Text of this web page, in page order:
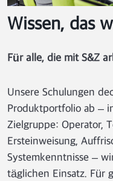
Wissen, das
Für alle, die mit S&Z
Unsere Schulungen
Produktportfolio ab –
Zielgruppe: Operator,
Ersteinweisung,
Systemkenntnisse –
täglichen Einsatz. Für